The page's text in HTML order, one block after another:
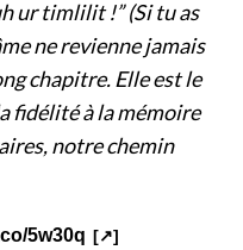
ur timlilit !” (Si tu as
ne revienne jamais
chapitre. Elle est le
fidélité à la mémoire
notre chemin
5w30q